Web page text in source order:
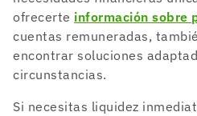
ofrecerte información sobre
cuentas remuneradas,
encontrar soluciones
circunstancias.
Si necesitas liquidez